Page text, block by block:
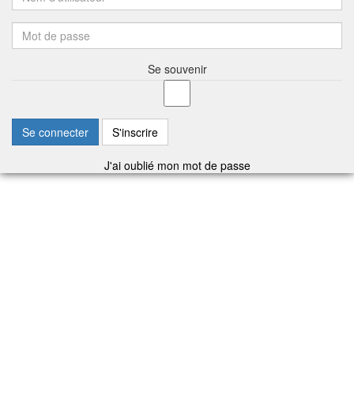
Se souvenir
Se connecter S'inscrire
J'ai oublié mon mot de passe